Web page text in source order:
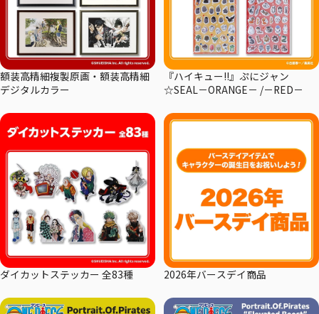
額装高精細複製原画・額装高精細
デジタルカラー
『ハイキュー!!』ぷにジャン
☆SEAL－ORANGE－ /－RED－
ダイカットステッカー 全83種 2026年バースデイ商品